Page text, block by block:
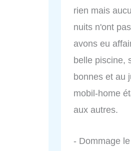
rien mais
nuits n'ont
avons eu
belle piscine,
bonnes et au
mobil-home
aux autres.
- Dommage